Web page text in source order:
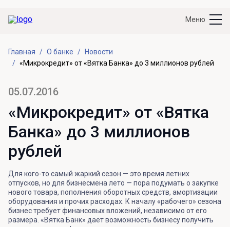
Меню
Главная О банке
Новости
«Микрокредит» от «Вятка Банка» до 3 миллионов рублей
05.07.2016
«Микрокредит» от «Вятка
Банка» до 3 миллионов
рублей
Для кого-то самый жаркий сезон — это время летних
отпусков, но для бизнесмена лето — пора подумать о закупке
нового товара, пополнения оборотных средств, амортизации
оборудования и прочих расходах. К началу «рабочего» сезона
бизнес требует финансовых вложений, независимо от его
размера. «Вятка Банк» дает возможность бизнесу получить